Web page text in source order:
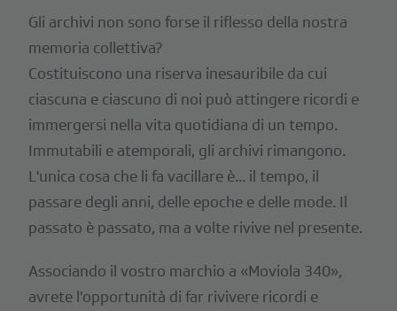
Gli archivi non sono forse il riflesso della nostra
memoria collettiva?
Costituiscono una riserva inesauribile da cui
ciascuna e ciascuno di noi può attingere ricordi e
immergersi nella vita quotidiana di un tempo.
Immutabili e atemporali, gli archivi rimangono.
L'unica cosa che li fa vacillare è... il tempo, il
passare degli anni, delle epoche e delle mode. Il
passato è passato, ma a volte rivive nel presente.
Associando il vostro marchio a «Moviola 340»,
avrete l'opportunità di far rivivere ricordi e